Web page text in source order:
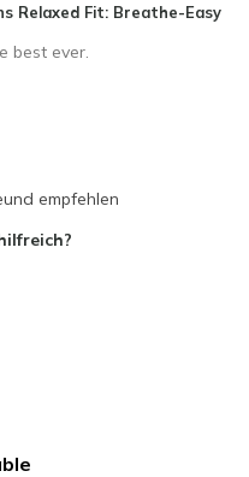
Relaxed Fit: Breathe-Easy
best ever.
empfehlen